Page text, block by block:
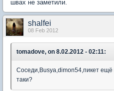
швах не заметили.
shalfei
08 Feb 2012
tomadove, on 8.02.2012 - 02:11:
Соседи,Busya,dimon54,пикет ещё
таки?